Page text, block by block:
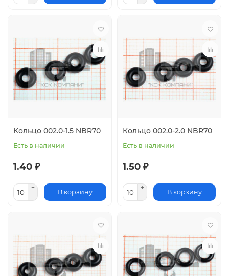
Кольцо 002.0-1.5 NBR70
Есть в наличии
1.40 ₽
В корзину
Кольцо 002.0-2.0 NBR70
Есть в наличии
1.50 ₽
В корзину